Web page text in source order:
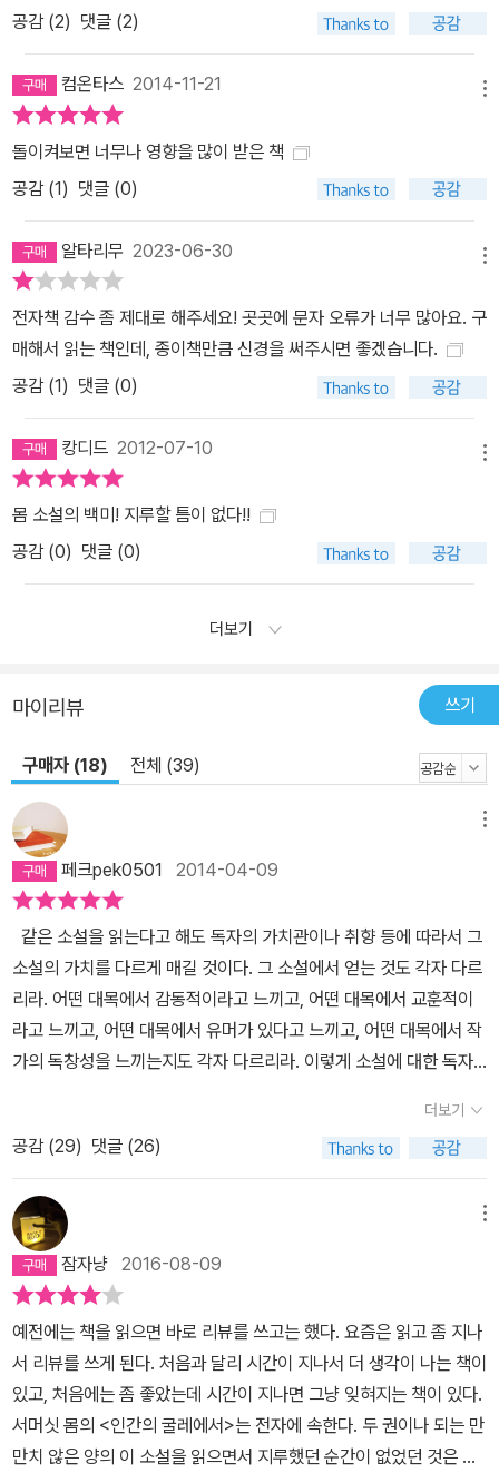
공감 (2) 댓글 (2)
컴온타스 2014-11-21
돌이켜보면 너무나 영향을 많이 받은 책
공감 (1) 댓글 (0)
알타리무 2023-06-30
전자책 감수 좀 제대로 해주세요! 곳곳에 문자 오류가 너무 많아요. 구
매해서 읽는 책인데, 종이책만큼 신경을 써주시면 좋겠습니다.
공감 (1) 댓글 (0)
캉디드 2012-07-10
몸 소설의 백미! 지루할 틈이 없다!!
공감 (0) 댓글 (0)
더보기
마이리뷰 쓰기
구매자 (18) 전체 (39)
페크pek0501 2014-04-09
같은 소설을 읽는다고 해도 독자의 가치관이나 취향 등에 따라서 그
소설의 가치를 다르게 매길 것이다. 그 소설에서 얻는 것도 각자 다르
리라. 어떤 대목에서 감동적이라고 느끼고, 어떤 대목에서 교훈적이
라고 느끼고, 어떤 대목에서 유머가 있다고 느끼고, 어떤 대목에서 작
가의 독창성을 느끼는지도 각자 다르리라. 이렇게 소설에 대한 독자
시지를 세 가지로 보았다. 그 세 가지란 주인공인 필립이 이런저런 일
을 겪으면서 깨달아 가는 것들로, 간단히 말하면 ‘어쩔 수 없는 마음’,
‘시행착오의 인생’, ‘무의미한 인생’ 등이라고 할 수 있다. ‘어쩔 수 없
는 마음’이란 인간은 아무리 이성으로 올바른 판단을 할지라도 이성
에 따라 행동하지 않고 결국 자신이 하고 싶은 대로 하게 되는 것을 말
함이다. ‘시행착오의 인생’이란 인간이 현명하게 살아가는 게 아니라
어리석게 시행착오를 겪으며 사는 것을 말함이다. ‘무의미한 인생’이
란 인생에는 어떤 심오한 뜻이 있을 것 같지만 그런 건 없다는 것을 말
함이다. 이것들을 이야기를 통해 소개하고자 한다. 1. 어쩔 수 없는
마음 세상을 살다 보면 자기 마음조차 마음대로 되지 않는 경우가 많
다는 것을 우리는 알고 있다. 이런 경우에 ‘이성’이란 건 무용지물이
다. 현명하게 판단할 수 있는 이성의 역할이 있긴 하지만 인간은 이성
더보기
공감 (29) 댓글 (26)
잠자냥 2016-08-09
예전에는 책을 읽으면 바로 리뷰를 쓰고는 했다. 요즘은 읽고 좀 지나
서 리뷰를 쓰게 된다. 처음과 달리 시간이 지나서 더 생각이 나는 책이
있고, 처음에는 좀 좋았는데 시간이 지나면 그냥 잊혀지는 책이 있다.
서머싯 몸의 <인간의 굴레에서>는 전자에 속한다. 두 권이나 되는 만
만치 않은 양의 이 소설을 읽으면서 지루했던 순간이 없었던 것은 아